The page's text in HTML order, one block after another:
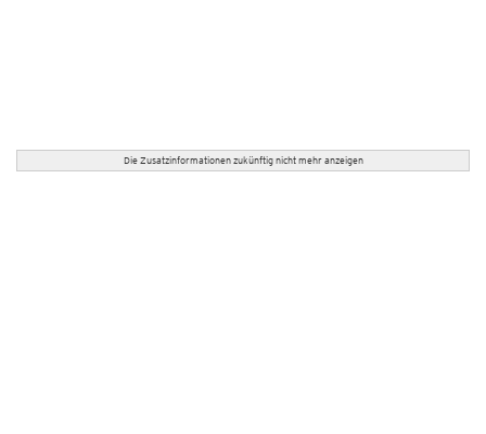
Die Zusatzinformationen zukünftig nicht mehr anzeigen